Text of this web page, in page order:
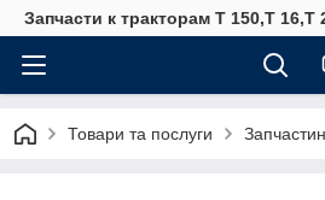
Запчасти к тракторам Т 150,Т
Товари та послуги